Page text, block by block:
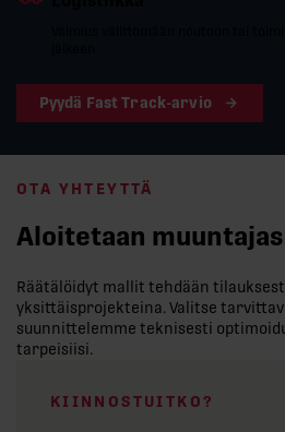
Pyydä Fast Track-arvio
OTA YHTEYTTÄ
Aloitetaan
Räätälöidyt mallit tehdään
yksittäisprojekteina. Valitse
suunnittelemme teknisesti
tarpeisiisi.
KIINNOSTUITKO?